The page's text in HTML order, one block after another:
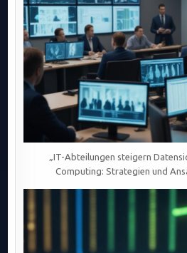
„IT-Abteilungen steigern
Computing: Strategien und